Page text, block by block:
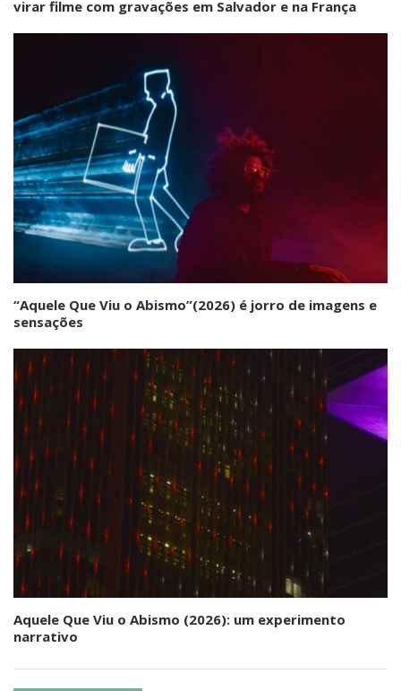
virar filme com gravações em Salvador e na França
“Aquele Que Viu o Abismo”(2026) é jorro de imagens e
sensações
Aquele Que Viu o Abismo (2026): um experimento
narrativo